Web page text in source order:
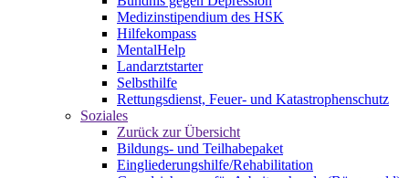
Medizinstipendium des HSK
Hilfekompass
MentalHelp
Landarztstarter
Selbsthilfe
Rettungsdienst, Feuer- und Katastrophenschutz
Soziales
Zurück zur Übersicht
Bildungs- und Teilhabepaket
Eingliederungshilfe/Rehabilitation